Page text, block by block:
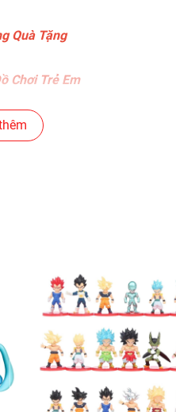
Quà Tặng
Chơi Trẻ Em
Sinh Nhật
Phòng Phẩm
Kiện Điện Thoại
Phẩm Mô Hình Lắc Đầu